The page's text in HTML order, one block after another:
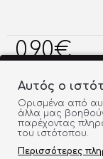
0,90€
ΠΡΟΣΘΉΚΗ
Αυτός ο
Ορισμένα από
άλλα μας
παρέχοντας
του ιστότοπου.
Περισσότερες